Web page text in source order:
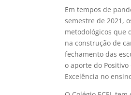
Em tempos de
semestre de 2021,
metodológicos que
na construção de
fechamento das
o aporte do
Excelência no